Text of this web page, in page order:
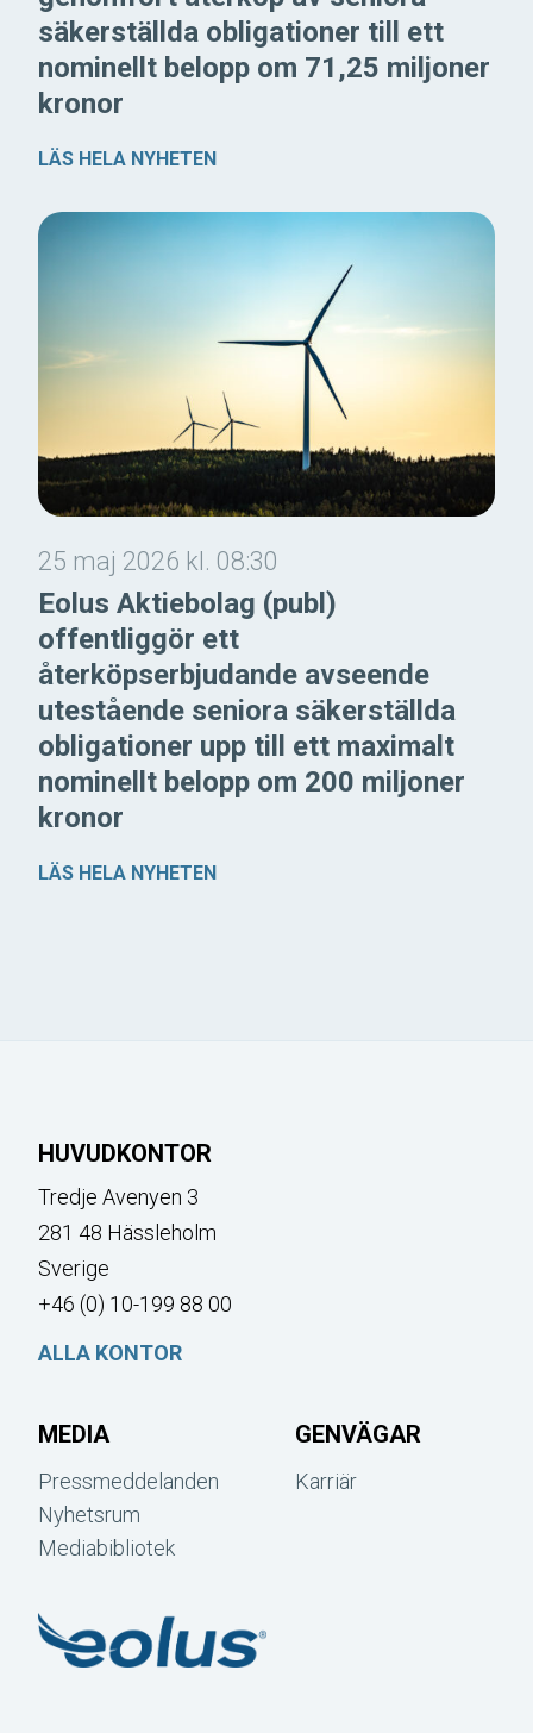
säkerställda obligationer till ett
nominellt belopp om 71,25 miljoner
kronor
LÄS HELA NYHETEN
25 maj 2026 kl. 08:30
Eolus Aktiebolag (publ)
offentliggör ett
återköpserbjudande avseende
utestående seniora säkerställda
obligationer upp till ett maximalt
nominellt belopp om 200 miljoner
kronor
LÄS HELA NYHETEN
HUVUDKONTOR
Tredje Avenyen 3
281 48 Hässleholm
Sverige
+46 (0) 10-199 88 00
ALLA KONTOR
MEDIA
Pressmeddelanden
Nyhetsrum
Mediabibliotek
GENVÄGAR
Karriär